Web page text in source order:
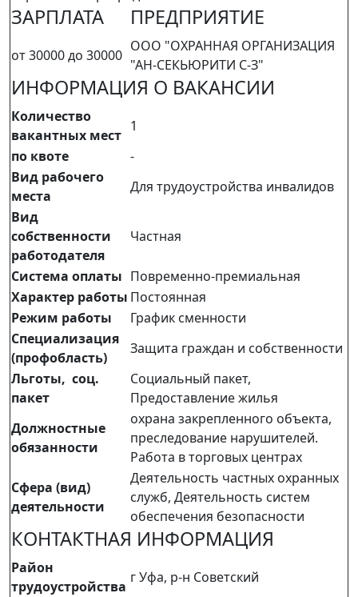
ЗАРПЛАТА ПРЕДПРИЯТИЕ
от 30000 до 30000
ООО "ОХРАННАЯ ОРГАНИЗАЦИЯ
"АН-СЕКЬЮРИТИ С-З"
ИНФОРМАЦИЯ О ВАКАНСИИ
Количество
вакантных мест
1
по квоте
-
Вид рабочего
места
Для трудоустройства инвалидов
Вид
собственности
работодателя
Частная
Система оплаты Повременно-премиальная
Характер работы Постоянная
Режим работы
График сменности
Специализация
(профобласть)
Защита граждан и собственности
Льготы, соц.
пакет
Социальный пакет,
Предоставление жилья
Должностные
обязанности
охрана закрепленного объекта,
преследование нарушителей.
Работа в торговых центрах
Сфера (вид)
деятельности
Деятельность частных охранных
служб, Деятельность систем
обеспечения безопасности
КОНТАКТНАЯ ИНФОРМАЦИЯ
Район
трудоустройства
г Уфа, р-н Советский